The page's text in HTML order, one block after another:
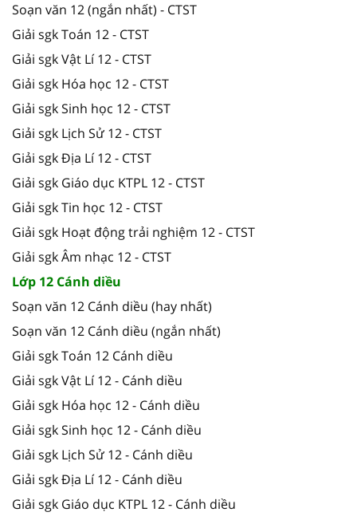
Soạn văn 12 (ngắn nhất) - CTST
Giải sgk Toán 12 - CTST
Giải sgk Vật Lí 12 - CTST
Giải sgk Hóa học 12 - CTST
Giải sgk Sinh học 12 - CTST
Giải sgk Lịch Sử 12 - CTST
Giải sgk Địa Lí 12 - CTST
Giải sgk Giáo dục KTPL 12 - CTST
Giải sgk Tin học 12 - CTST
Giải sgk Hoạt động trải nghiệm 12 - CTST
Giải sgk Âm nhạc 12 - CTST
Lớp 12 Cánh diều
Soạn văn 12 Cánh diều (hay nhất)
Soạn văn 12 Cánh diều (ngắn nhất)
Giải sgk Toán 12 Cánh diều
Giải sgk Vật Lí 12 - Cánh diều
Giải sgk Hóa học 12 - Cánh diều
Giải sgk Sinh học 12 - Cánh diều
Giải sgk Lịch Sử 12 - Cánh diều
Giải sgk Địa Lí 12 - Cánh diều
Giải sgk Giáo dục KTPL 12 - Cánh diều